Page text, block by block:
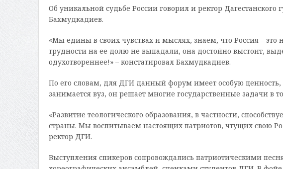
Об уникальной судьбе России говорил и ректор Дагестанского
Бахмудкадиев.
«Мы едины в своих чувствах и мыслях, знаем, что Россия –
трудности на ее долю не выпадали, она достойно выстоит,
одухотвореннее!» – констатировал Бахмудкадиев.
По его словам, для ДГИ данный форум имеет особую ценность,
занимается вуз, он решает многие государственные задачи в
«Развитие теологического образования, в частности,
страны. Мы воспитываем настоящих патриотов, чтущих свою
ректор ДГИ.
Выступления спикеров сопровождались патриотическими